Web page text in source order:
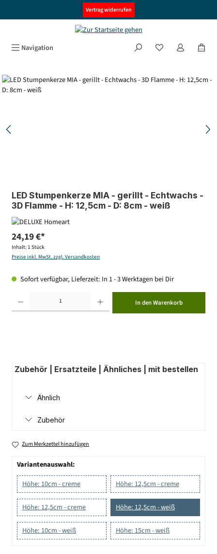
Vertrag widerrufen
Navigation
Bildergalerie überspringen
LED Stumpenkerze MIA - gerillt - Echtwachs -
3D Flamme - H: 12,5cm - D: 8cm - weiß
24,19 €*
Inhalt: 1 Stück
Preise inkl. MwSt. zzgl. Versandkosten
Sofort verfügbar, Lieferzeit: In 1 - 3 Werktagen bei Dir
In den Warenkorb
Zubehör | Ersatzteile | Ähnliches | mit bestellen
Ähnlich
Zubehör
Zum Merkzettel hinzufügen
Variantenauswahl:
Höhe: 10cm - creme
Höhe: 12,5cm - creme
Höhe: 12,5cm - creme Höhe: 12,5cm - weiß
Höhe: 10cm - weiß Höhe: 15cm - weiß